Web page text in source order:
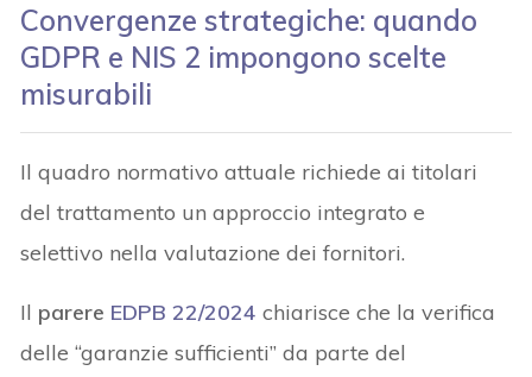
Convergenze strategiche: quando
GDPR e NIS 2 impongono scelte
misurabili
Il quadro normativo attuale richiede ai titolari
del trattamento un approccio integrato e
selettivo nella valutazione dei fornitori.
Il parere EDPB 22/2024 chiarisce che la verifica
delle “garanzie sufficienti” da parte del